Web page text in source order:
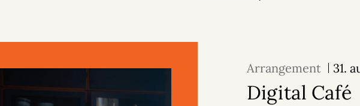
Arrangement 31.
Digital Café